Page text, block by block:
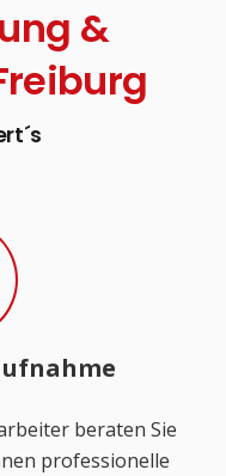
&
beraten Sie
professionelle